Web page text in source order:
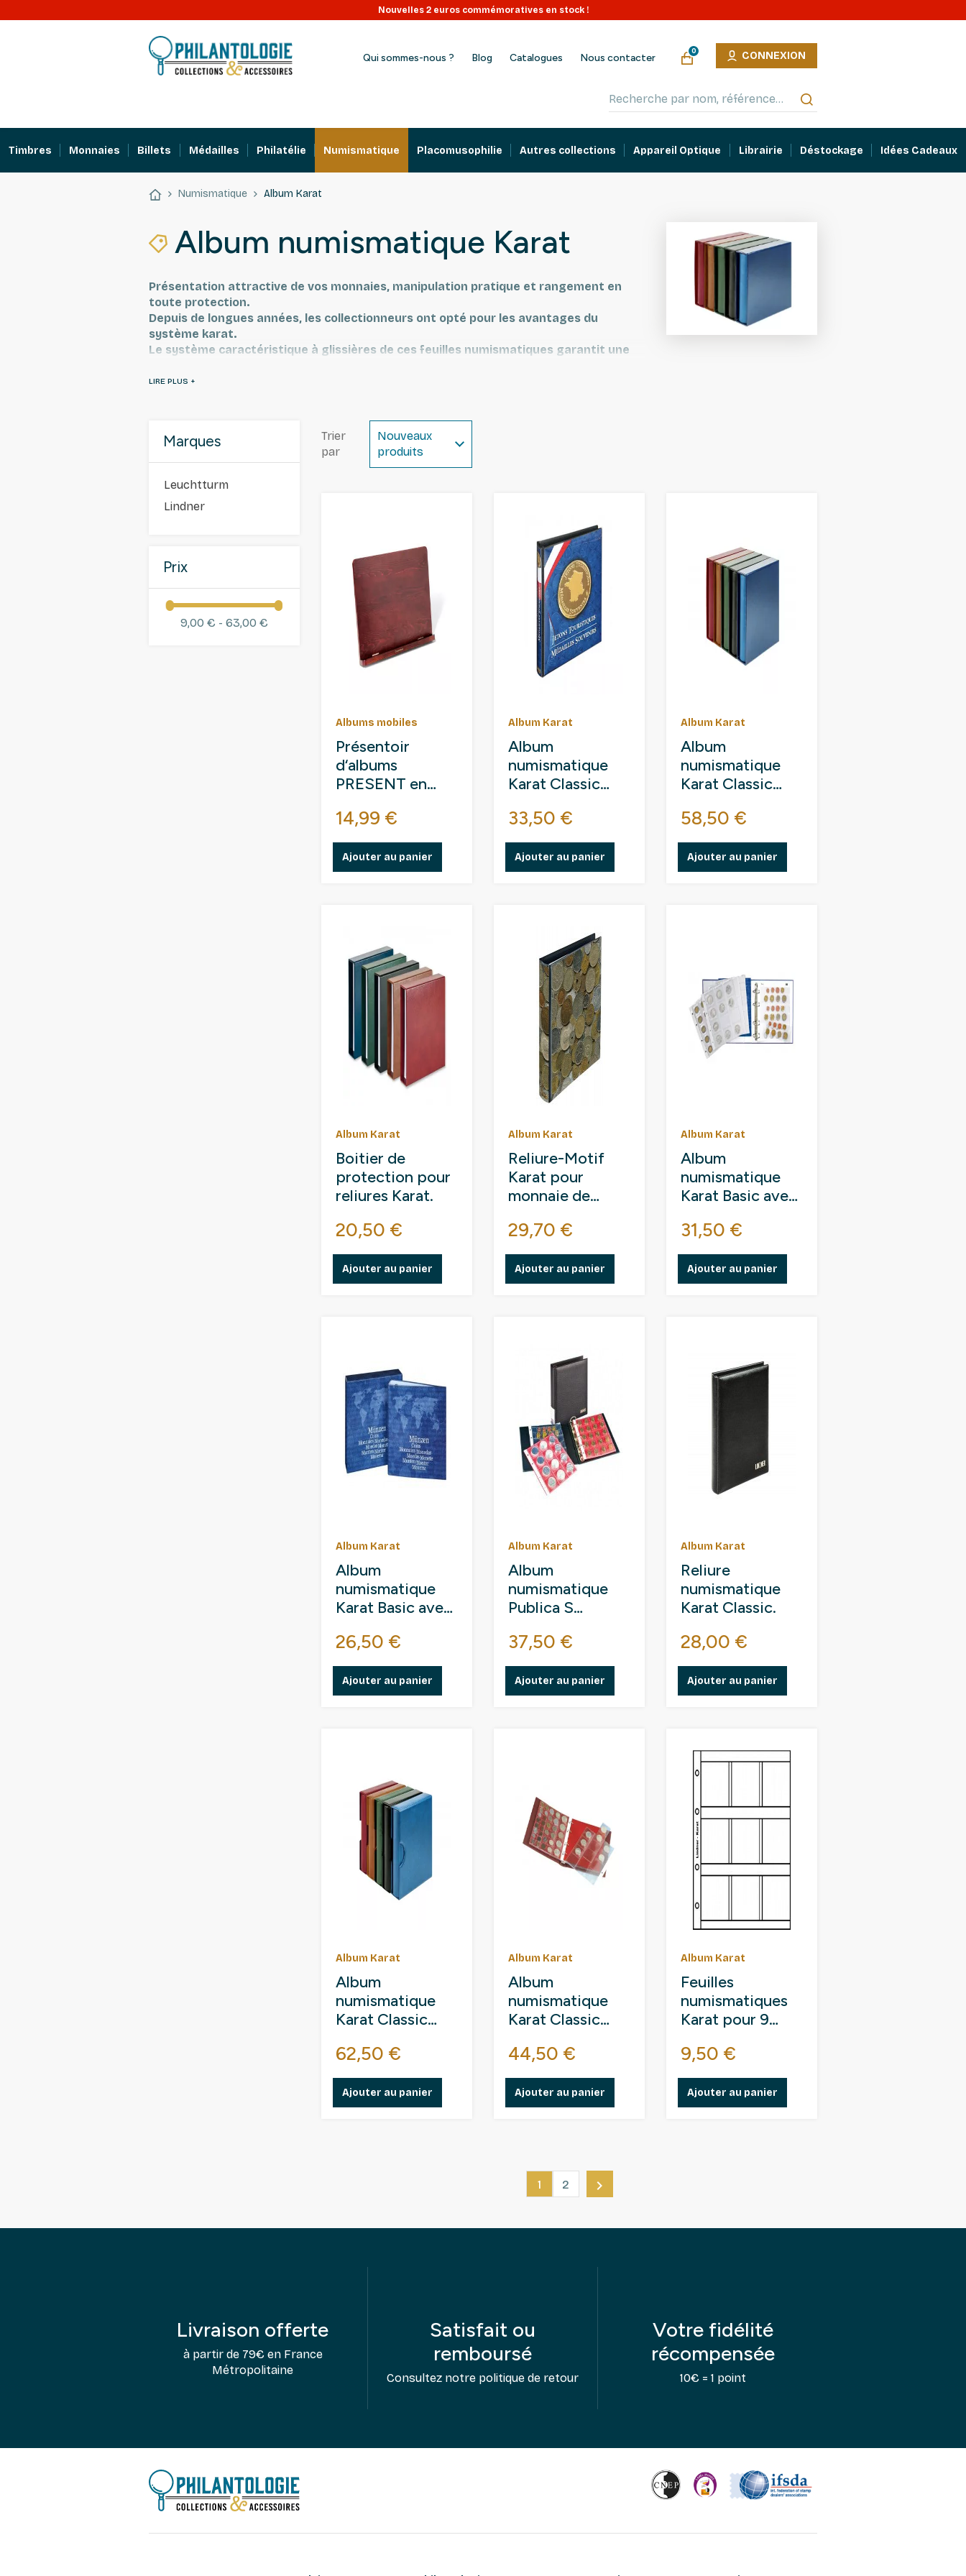
Nouvelles 2 euros commémoratives en stock !
Qui sommes-nous ? Blog Catalogues Nous contacter
0 CONNEXION
Timbres Monnaies Billets Médailles Philatélie Numismatique Placomusophilie Autres collections Appareil Optique Librairie Déstockage Idées Cadeaux
Numismatique Album Karat
Album numismatique Karat
Présentation attractive de vos monnaies, manipulation pratique et rangement en
toute protection.
Depuis de longues années, les collectionneurs ont opté pour les avantages du
système karat.
Le système caractéristique à glissières de ces feuilles numismatiques garantit une
Les monnaies peuvent être retirées ou remplacées et chaque feuille peut être
Marques
Leuchtturm
Lindner
Prix
9,00 € - 63,00 €
Trier
par
Nouveaux
produits
Albums mobiles
Présentoir
d‘albums
PRESENT en
Prix
14,99 €
Ajouter au panier
Album Karat
Album
numismatique
Karat Classic
touristiques.
Prix
33,50 €
Ajouter au panier
Album Karat
Album
numismatique
Karat Classic
pour monnaies
de collection.
Prix
58,50 €
Ajouter au panier
Album Karat
Boitier de
protection pour
reliures Karat.
Prix
20,50 €
Ajouter au panier
Album Karat
Reliure-Motif
Karat pour
monnaie de
Prix
29,70 €
Ajouter au panier
Album Karat
Album
numismatique
Karat Basic avec
Prix
31,50 €
Ajouter au panier
Album Karat
Album
numismatique
Karat Basic avec
protection.
Prix
26,50 €
Ajouter au panier
Album Karat
Album
numismatique
Publica S
feuilles Karat.
Prix
37,50 €
Ajouter au panier
Album Karat
Reliure
numismatique
Karat Classic.
Prix
28,00 €
Ajouter au panier
Album Karat
Album
numismatique
Karat Classic
protection.
Prix
62,50 €
Ajouter au panier
Album Karat
Album
numismatique
Karat Classic
Prix
44,50 €
Ajouter au panier
Album Karat
Feuilles
numismatiques
Karat pour 9
50 mm.
Prix
9,50 €
Ajouter au panier
1 2 
Livraison offerte
à partir de 79€ en France
Métropolitaine
Satisfait ou
remboursé
Consultez notre politique de retour
Votre fidélité
récompensée
10€ = 1 point